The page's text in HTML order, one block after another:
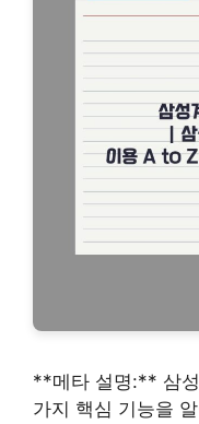
**메타 설명:** 삼
가지 핵심 기능을